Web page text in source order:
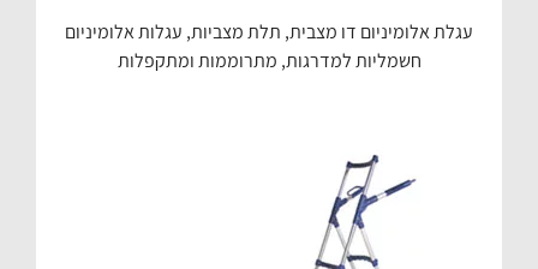
עגלת אלומיניום דו מצבית, תלת מצביות, עגלות אלומיניום
חשמליות למדרגות, מתרוממות ומתקפלות